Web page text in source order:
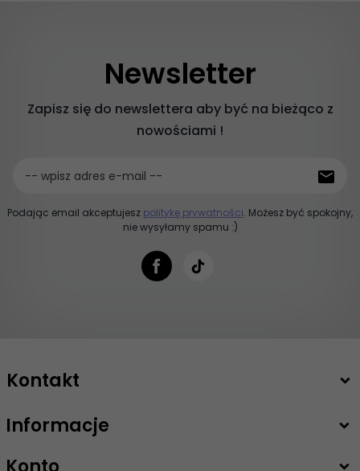
Newsletter
Zapisz się do newslettera aby być na bieżąco z
nowościami !
-- wpisz adres e-mail --
Podając email akceptujesz politykę prywatności. Możesz być spokojny,
nie wysyłamy spamu :)
Kontakt
+48 503 747 208
Informacje